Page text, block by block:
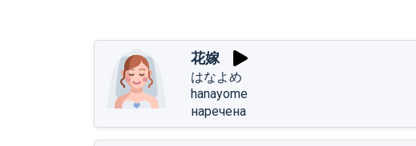
花嫁
はなよめ
hanayome
наречена